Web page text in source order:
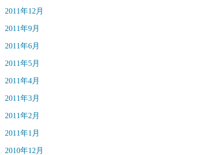
2011年12月
2011年9月
2011年6月
2011年5月
2011年4月
2011年3月
2011年2月
2011年1月
2010年12月